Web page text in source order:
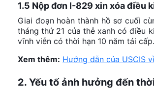
1.5 Nộp đơn I-829 xin xóa điều
Giai đoạn hoàn thành hồ sơ cuối
tháng thứ 21 của thẻ xanh có điều
vĩnh viễn có thời hạn 10 năm tái
Xem thêm: Hướng dẫn của USCIS
2. Yếu tố ảnh hưởng đến